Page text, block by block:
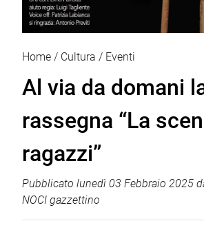
Home Cultura Eventi
Al via da domani
rassegna “La
ragazzi”
Pubblicato lunedì 03 Febbraio 2025
NOCI gazzettino